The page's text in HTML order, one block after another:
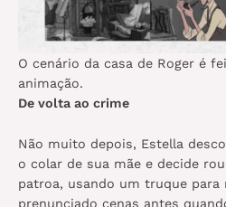
O cenário da casa de Roger é
animação.
De volta ao crime
Não muito depois, Estella
o colar de sua mãe e decide
patroa, usando um truque para
prenunciado cenas antes